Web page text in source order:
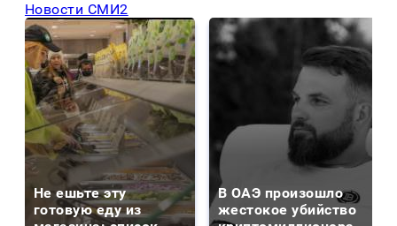
Новости СМИ2
Не ешьте эту
готовую еду из
В ОАЭ произошло
жестокое убийство